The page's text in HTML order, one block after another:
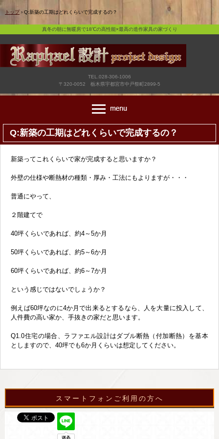
真冬の朝に無暖房で18℃の高性能×最高の造作家具の家づくり
トップ › Q:新築の工期はどれくらいで完成するの？
真冬の朝に無暖房で18℃の高性能×最高の造作家具の家づくり
TEL.028-306-1006
〒320-0052 栃木県宇都宮市中戸祭町2899-5
Q:新築の工期はどれくらいで完成するの？
新築ってこれくらいで家が完成すると思いますか？
外壁の仕様や断熱材の種類・厚み・工法にもよりますが・・・
普通にやって、
２階建てで
40坪くらいであれば、約4～5か月
50坪くらいであれば、約5～6か月
60坪くらいであれば、約6～7か月
という感じではないでしょうか？
例えば60坪なのに4か月で出来るとするなら、人を大量に投入して、
人件費の高い家か、手抜きの家だと思います。
Q1.0住宅の場合、ラファエル設計はダブル断熱（付加断熱）を基本
としますので、40坪でも6か月くらいは想定してください。
スマートフォンご利用の方へ